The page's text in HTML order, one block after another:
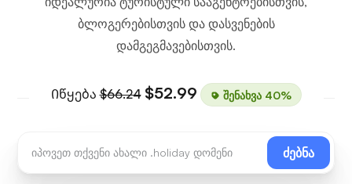
ბლოგერებისთვის და დასვენების
დამგეგმავებისთვის.
Იწყება$66.24 $52.99 შენახვა 40%
ძებნა